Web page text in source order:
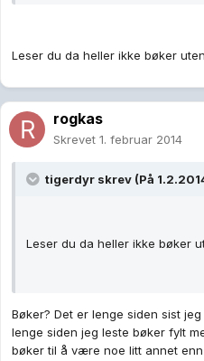
Leser du da heller ikke bøker
rogkas
Skrevet 1. februar 2014
tigerdyr skrev (På
Leser du da heller ikke bøker
Bøker? Det er lenge siden sist
lenge siden jeg leste bøker fylt
bøker til å være noe litt annet